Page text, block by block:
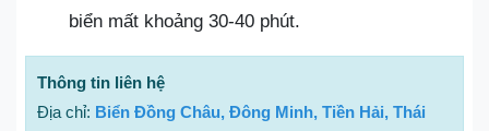
biển mất khoảng 30-40 phút.
Thông tin liên hệ
Địa chỉ: Biển Đồng Châu, Đông Minh, Tiền Hải, Thái